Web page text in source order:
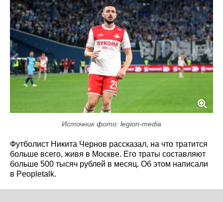
Источник фото: legion-media
Футболист Никита Чернов рассказал, на что тратится
больше всего, живя в Москве. Его траты составляют
больше 500 тысяч рублей в месяц. Об этом написали
в Рeopletalk.